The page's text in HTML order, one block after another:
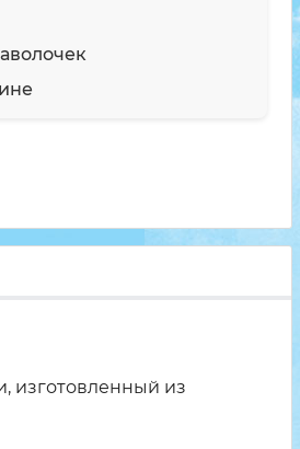
изготовленный из